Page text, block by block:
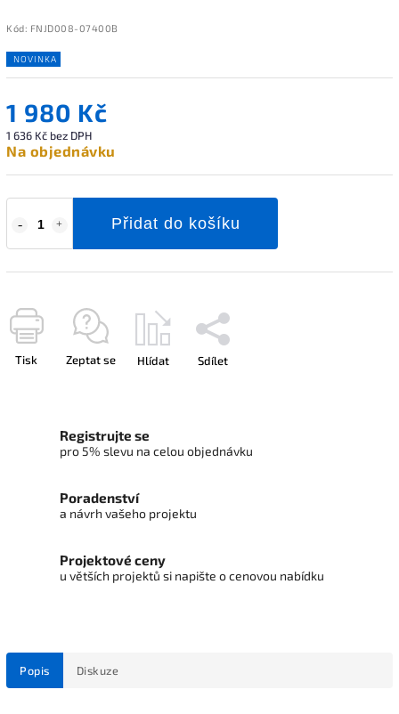
Kód: FNJD008-07400B
NOVINKA
1 980 Kč
1 636 Kč bez DPH
Na objednávku
Přidat do košíku
Tisk Zeptat se Hlídat Sdílet
Registrujte se
pro 5% slevu na celou objednávku
Poradenství
a návrh vašeho projektu
Projektové ceny
u větších projektů si napište o cenovou nabídku
Popis Diskuze